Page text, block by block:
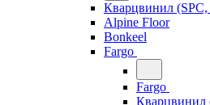
Кварцвинил
Alpine Floor
Bonkeel
Fargo
Fargo
Кварцвинил